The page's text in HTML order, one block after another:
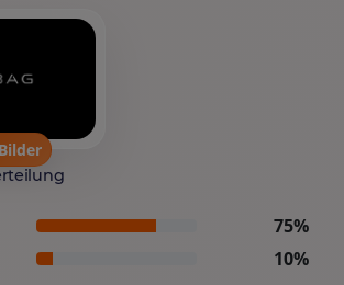
75%
10%